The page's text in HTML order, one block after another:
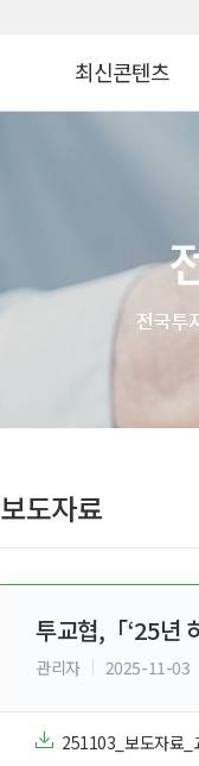
최신콘텐츠
금융투자 HOWTO
군장병 금융투자 아
자립준비청년을 위한
1:1 자산관리법
실전투자 Insight
보도자료
투교협,「‘25년
관리자 2025-11-03
251103_보도자료_